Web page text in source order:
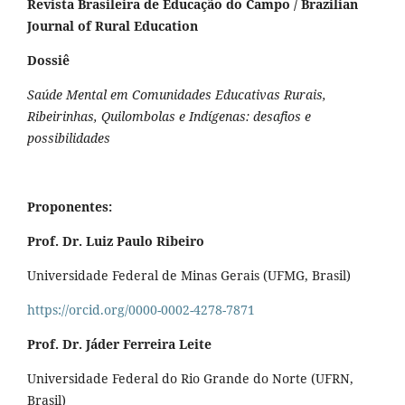
Revista Brasileira de Educação do Campo / Brazilian
Journal of Rural Education
Dossiê
Saúde Mental em Comunidades Educativas Rurais,
Ribeirinhas, Quilombolas e Indígenas: desafios e
possibilidades
Proponentes:
Prof. Dr. Luiz Paulo Ribeiro
Universidade Federal de Minas Gerais (UFMG, Brasil)
https://orcid.org/0000-0002-4278-7871
Prof. Dr. Jáder Ferreira Leite
Universidade Federal do Rio Grande do Norte (UFRN,
Brasil)